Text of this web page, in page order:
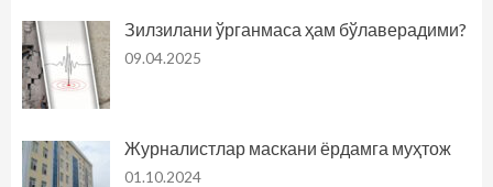
Зилзилани ўрганмаса ҳам бўлаверадими?
09.04.2025
Журналистлар маскани ёрдамга муҳтож
01.10.2024